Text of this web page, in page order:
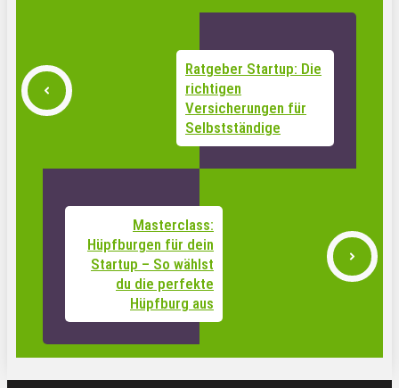
Ratgeber Startup: Die
richtigen
Versicherungen für
Selbstständige
Masterclass:
Hüpfburgen für dein
Startup – So wählst
du die perfekte
Hüpfburg aus